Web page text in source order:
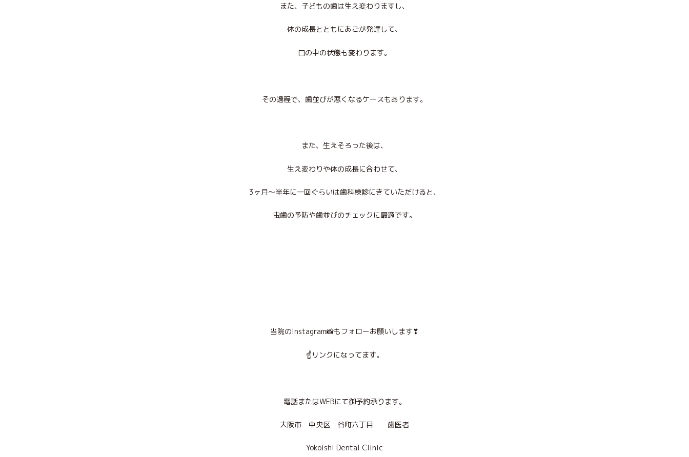
また、子どもの歯は生え変わりますし、
体の成長とともにあごが発達して、
口の中の状態も変わります。
その過程で、歯並びが悪くなるケースもあります。
また、生えそろった後は、
生え変わりや体の成長に合わせて、
3 ヶ月〜半年に一回ぐらいは歯科検診にきていただけると、
虫歯の予防や歯並びのチェックに最適です。
当院のInstagram📸もフォローお願いします❣
☝リンクになってます。
電話またはWEBにて御予約承ります。
大阪市 中央区 谷町六丁目 歯医者
Yokoishi Dental Clinic